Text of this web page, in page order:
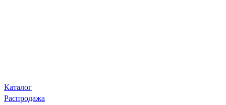
Каталог
Распродажа